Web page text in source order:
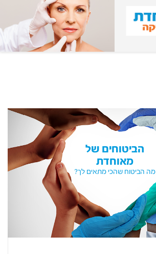
הביטוחים של
מאוחדת
מה הביטוח שהכי מתאים לך?